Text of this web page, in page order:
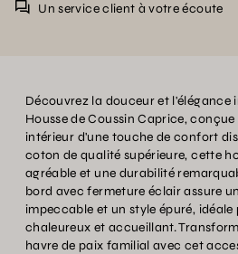
Un service client à votre écoute
Découvrez la douceur et l'élégance
Housse de Coussin Caprice,
intérieur d'une touche de confort
coton de qualité supérieure, cette
agréable et une durabilité
bord avec fermeture éclair assure
impeccable et un style épuré,
chaleureux et accueillant.
havre de paix familial avec cet